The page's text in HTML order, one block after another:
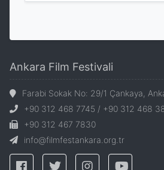
Ankara Film Festivali
Farabi Sokak No: 29/1 Çankaya,
+90 312 468 7745 / +90 312 468
+90 312 467 7830
info@filmfestankara.org.tr